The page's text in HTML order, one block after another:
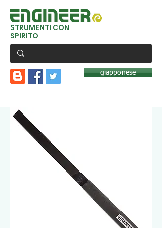
STRUMENTI CON
SPIRITO
giapponese